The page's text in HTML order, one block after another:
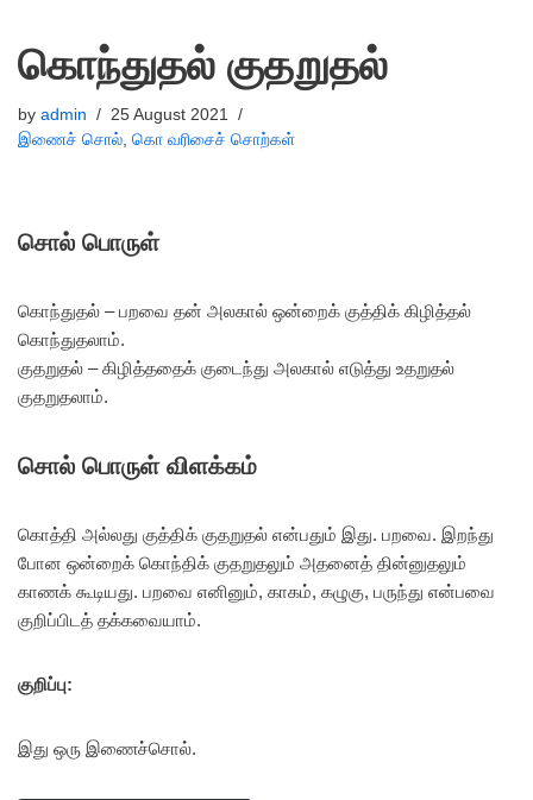
கொந்துதல் குதறுதல்
by admin
25 August 2021
இணைச் சொல், கொ வரிசைச் சொற்கள்
சொல் பொருள்
கொந்துதல் – பறவை தன் அலகால் ஒன்றைக் குத்திக் கிழித்தல்
கொந்துதலாம்.
குதறுதல் – கிழித்ததைக் குடைந்து அலகால் எடுத்து உதறுதல்
குதறுதலாம்.
சொல் பொருள் விளக்கம்
கொத்தி அல்லது குத்திக் குதறுதல் என்பதும் இது. பறவை. இறந்து
போன ஒன்றைக் கொந்திக் குதறுதலும் அதனைத் தின்னுதலும்
காணக் கூடியது. பறவை எனினும், காகம், கழுகு, பருந்து என்பவை
குறிப்பிடத் தக்கவையாம்.
குறிப்பு:
இது ஒரு இணைச்சொல்.